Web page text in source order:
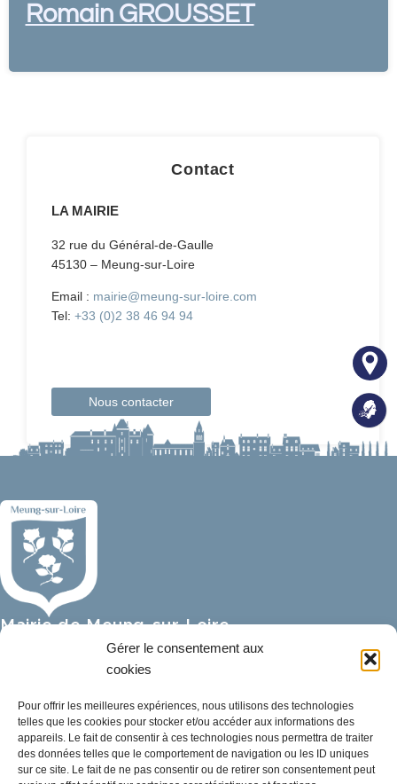
Gérer le consentement aux
cookies
Pour offrir les meilleures expériences, nous utilisons des technologies
telles que les cookies pour stocker et/ou accéder aux informations des
appareils. Le fait de consentir à ces technologies nous permettra de traiter
des données telles que le comportement de navigation ou les ID uniques
sur ce site. Le fait de ne pas consentir ou de retirer son consentement peut
Romain GROUSSET
Contact
LA MAIRIE
32 rue du Général-de-Gaulle
45130 – Meung-sur-Loire
Email : mairie@meung-sur-loire.com
Tel: +33 (0)2 38 46 94 94
Nous contacter
Mairie de Meung-sur-Loire
Mairie,
32 rue du Général de Gaulle,
02 38 46 94 94
mairie@meung-sur-loire.com